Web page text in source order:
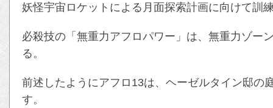
妖怪宇宙ロケットによる月面探索計画に向けて訓
必殺技の「無重力アフロパワー」は、無重力ゾー
る。
前述したようにアフロ13は、ヘーゼルタイン邸の
す。